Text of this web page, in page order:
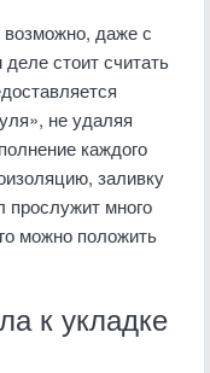
даже с
стоит считать
не удаляя
каждого
заливку
прослужит много
можно положить
к укладке